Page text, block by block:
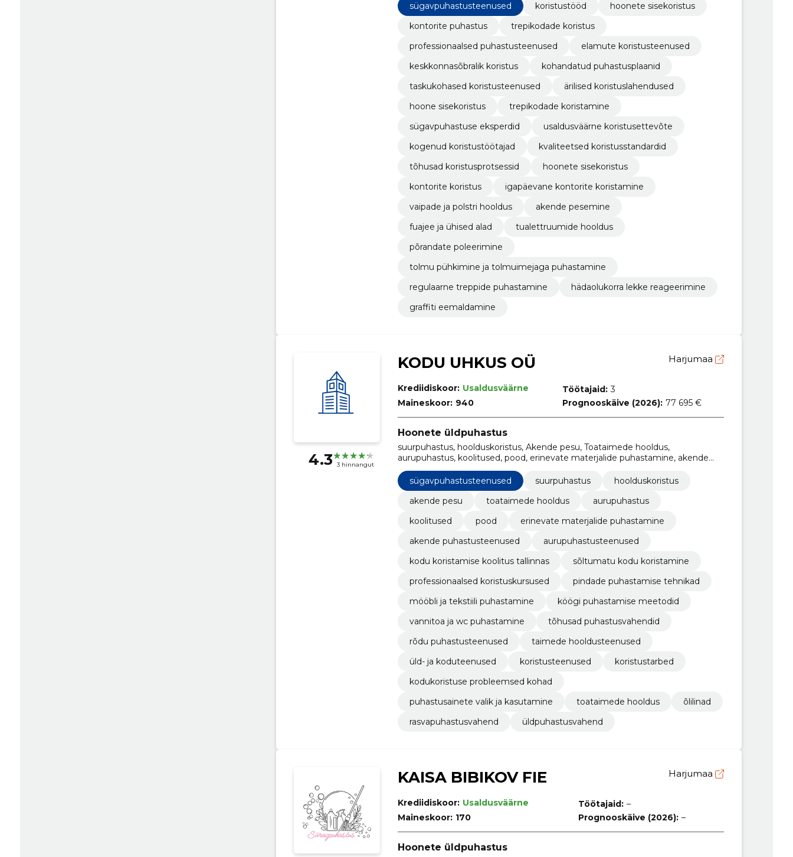
sügavpuhastusteenused
koristustööd
hoonete sisekoristus
kontorite puhastus
trepikodade koristus
professionaalsed puhastusteenused
elamute koristusteenused
keskkonnasõbralik koristus
kohandatud puhastusplaanid
taskukohased koristusteenused
ärilised koristuslahendused
hoone sisekoristus
trepikodade koristamine
sügavpuhastuse eksperdid
usaldusväärne koristusettevõte
kogenud koristustöötajad
kvaliteetsed koristusstandardid
tõhusad koristusprotsessid
hoonete sisekoristus
kontorite koristus
igapäevane kontorite koristamine
vaipade ja polstri hooldus
akende pesemine
fuajee ja ühised alad
tualettruumide hooldus
põrandate poleerimine
tolmu pühkimine ja tolmuimejaga puhastamine
regulaarne treppide puhastamine
hädaolukorra lekke reageerimine
graffiti eemaldamine
4.3 3 hinnangut
KODU UHKUS OÜ Harjumaa
Krediidiskoor: Usaldusväärne
Maineskoor: 940
Töötajaid: 3
Prognooskäive (2026): 77 695 €
Hoonete üldpuhastus
suurpuhastus, hoolduskoristus, Akende pesu, Toataimede hooldus,
aurupuhastus, koolitused, pood, erinevate materjalide puhastamine, akende
puhastusteenused, sügavpuhastusteenused
sügavpuhastusteenused
suurpuhastus
hoolduskoristus
akende pesu
toataimede hooldus
aurupuhastus
koolitused
pood
erinevate materjalide puhastamine
akende puhastusteenused
aurupuhastusteenused
kodu koristamise koolitus tallinnas
sõltumatu kodu koristamine
professionaalsed koristuskursused
pindade puhastamise tehnikad
mööbli ja tekstiili puhastamine
köögi puhastamise meetodid
vannitoa ja wc puhastamine
tõhusad puhastusvahendid
rõdu puhastusteenused
taimede hooldusteenused
üld- ja koduteenused
koristusteenused
koristustarbed
kodukoristuse probleemsed kohad
puhastusainete valik ja kasutamine
toataimede hooldus
õlilinad
rasvapuhastusvahend
üldpuhastusvahend
KAISA BIBIKOV FIE Harjumaa
Krediidiskoor: Usaldusväärne
Maineskoor: 170
Töötajaid: –
Prognooskäive (2026): –
Hoonete üldpuhastus